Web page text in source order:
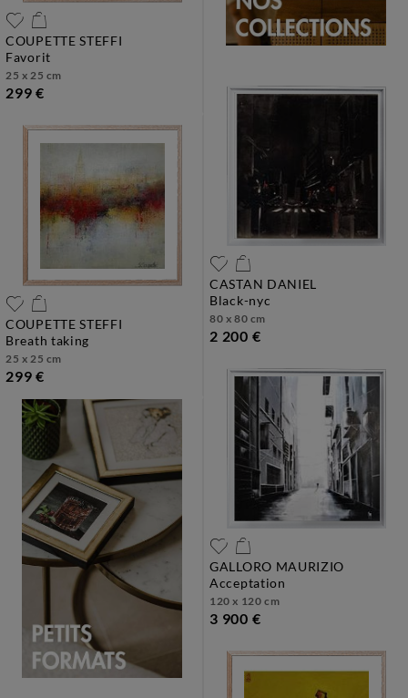
COUPETTE STEFFI
favorit
25 x 25 cm
299 €
CASTAN DANIEL
black-nyc
80 x 80 cm
2 200 €
COUPETTE STEFFI
breath taking
25 x 25 cm
299 €
GALLORO MAURIZIO
acceptation
120 x 120 cm
3 900 €